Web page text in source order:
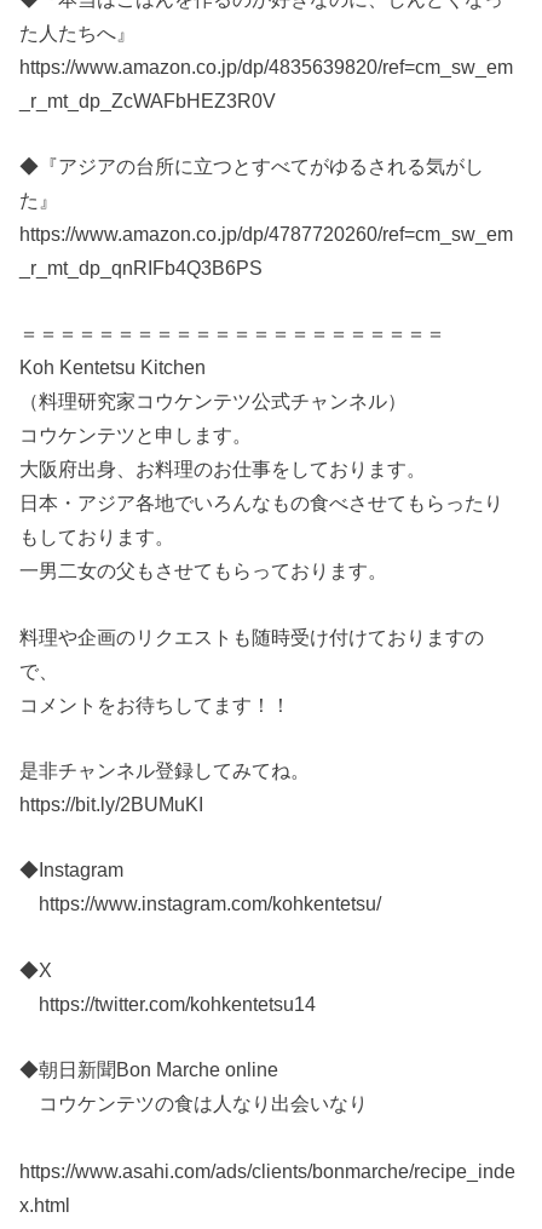
た人たちへ』
https://www.amazon.co.jp/dp/4835639820/ref=cm_sw_em
_r_mt_dp_ZcWAFbHEZ3R0V
◆『アジアの台所に立つとすべてがゆるされる気がし
た』
https://www.amazon.co.jp/dp/4787720260/ref=cm_sw_em
_r_mt_dp_qnRIFb4Q3B6PS
＝＝＝＝＝＝＝＝＝＝＝＝＝＝＝＝＝＝＝＝＝＝
Koh Kentetsu Kitchen
（料理研究家コウケンテツ公式チャンネル）
コウケンテツと申します。
大阪府出身、お料理のお仕事をしております。
日本・アジア各地でいろんなもの食べさせてもらったり
もしております。
一男二女の父もさせてもらっております。
料理や企画のリクエストも随時受け付けておりますの
で、
コメントをお待ちしてます！！
是非チャンネル登録してみてね。
https://bit.ly/2BUMuKI
◆Instagram
https://www.instagram.com/kohkentetsu/
◆X
https://twitter.com/kohkentetsu14
◆朝日新聞Bon Marche online
コウケンテツの食は人なり出会いなり
https://www.asahi.com/ads/clients/bonmarche/recipe_inde
x.html